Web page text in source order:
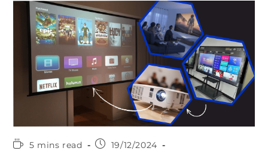
5 mins read
19/12/2024